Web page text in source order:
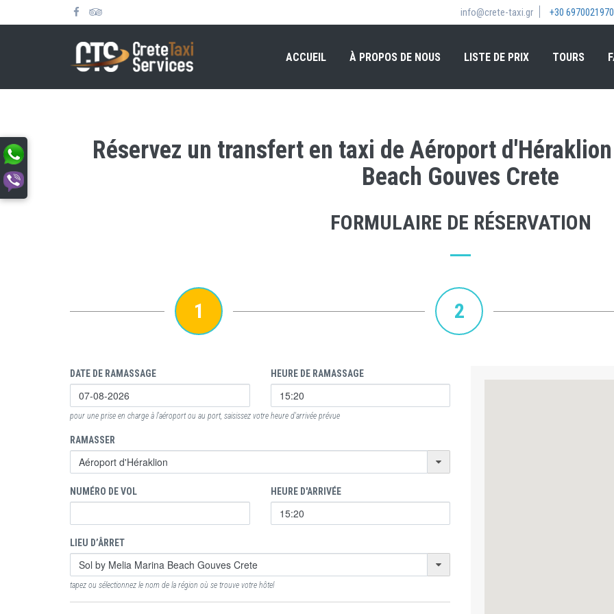
info@crete-taxi.gr +30 6970021970
ACCUEIL À PROPOS DE NOUS LISTE DE PRIX TOURS
Réservez un transfert en taxi de Aéroport
Beach Gouves Crete
FORMULAIRE DE RÉSERVATION
1 2
DATE DE RAMASSAGE HEURE DE RAMASSAGE
pour une prise en charge à l'aéroport ou au port, saisissez votre heure d'arrivée prévue
RAMASSER
NUMÉRO DE VOL HEURE D'ARRIVÉE
LIEU D’ÂRRET
tapez ou sélectionnez le nom de la région où se trouve votre hôtel